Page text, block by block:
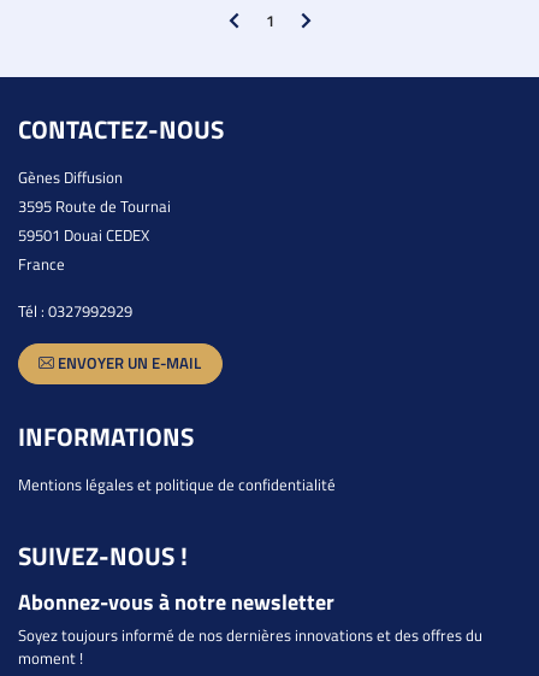
1
CONTACTEZ-NOUS
Gènes Diffusion
3595 Route de Tournai
59501 Douai CEDEX
France
Tél : 0327992929
ENVOYER UN E-MAIL
INFORMATIONS
Mentions légales et politique de confidentialité
SUIVEZ-NOUS !
Abonnez-vous à notre newsletter
Soyez toujours informé de nos dernières innovations et des offres du
moment !